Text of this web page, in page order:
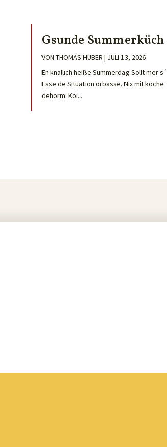
Gsunde Summerküch
VON THOMAS HUBER | JULI 13, 2026
En knallich heiße Summerdäg Sollt mer s´
Esse de Situation orbasse. Nix mit koche
dehorm. Koi...